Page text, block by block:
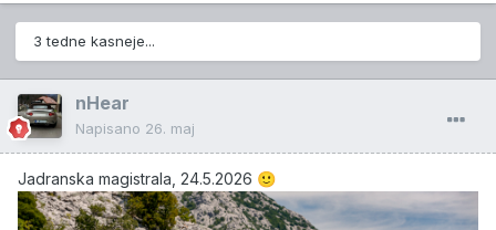
3 tedne kasneje...
nHear
Napisano 26. maj
Jadranska magistrala, 24.5.2026 🙂